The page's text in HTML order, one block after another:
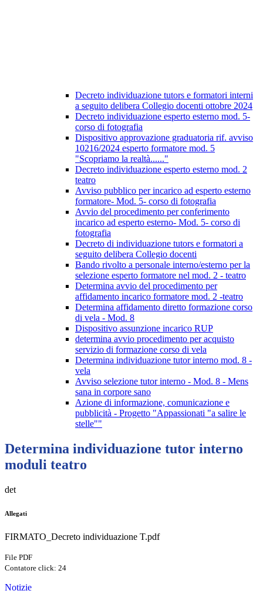
Decreto individuazione tutors e formatori interni
a seguito delibera Collegio docenti ottobre 2024
Decreto individuazione esperto esterno mod. 5-
corso di fotografia
Dispositivo approvazione graduatoria rif. avviso
10216/2024 esperto formatore mod. 5
"Scopriamo la realtà......"
Decreto individuazione esperto esterno mod. 2
teatro
Avviso pubblico per incarico ad esperto esterno
formatore- Mod. 5- corso di fotografia
Avvio del procedimento per conferimento
incarico ad esperto esterno- Mod. 5- corso di
fotografia
Decreto di individuazione tutors e formatori a
seguito delibera Collegio docenti
Bando rivolto a personale interno/esterno per la
selezione esperto formatore nel mod. 2 - teatro
Determina avvio del procedimento per
affidamento incarico formatore mod. 2 -teatro
Determina affidamento diretto formazione corso
di vela - Mod. 8
Dispositivo assunzione incarico RUP
determina avvio procedimento per acquisto
servizio di formazione corso di vela
Determina individuazione tutor interno mod. 8 -
vela
Avviso selezione tutor interno - Mod. 8 - Mens
sana in corpore sano
Azione di informazione, comunicazione e
pubblicità - Progetto "Appassionati "a salire le
stelle""
Determina individuazione tutor interno
moduli teatro
det
Allegati
FIRMATO_Decreto individuazione T.pdf
File PDF
Contatore click: 24
Notizie